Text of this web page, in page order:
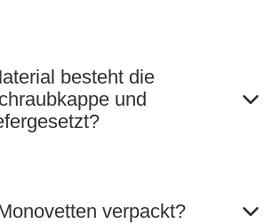
besteht die
und
verpackt?